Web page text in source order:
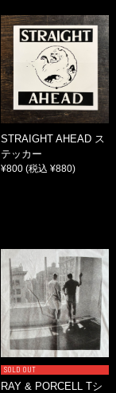
STRAIGHT AHEAD ス
テッカー
¥800 (税込 ¥880)
SOLD OUT
RAY & PORCELL Tシ